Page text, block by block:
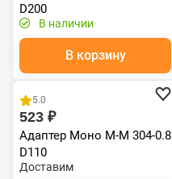
D200
В наличии
В корзину
5.0
523 ₽
Адаптер Моно М-М 304-0.8
D110
Доставим